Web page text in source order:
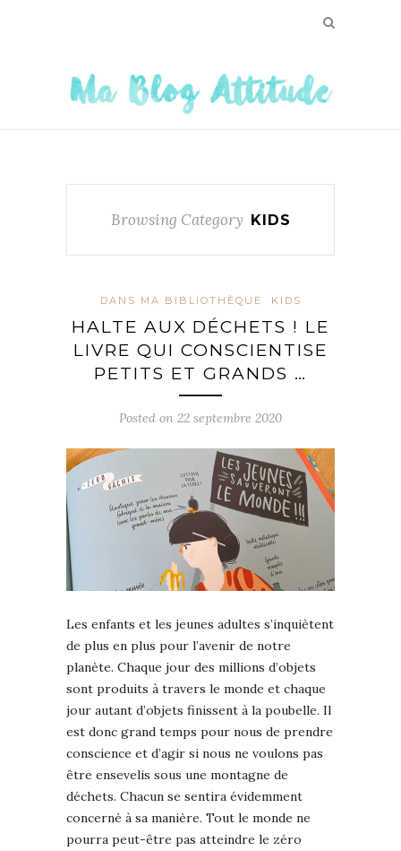
Browsing Category KIDS
DANS MA BIBLIOTHÈQUE KIDS
HALTE AUX DÉCHETS ! LE
LIVRE QUI CONSCIENTISE
PETITS ET GRANDS …
Posted on 22 septembre 2020
Les enfants et les jeunes adultes s’inquiètent
de plus en plus pour l’avenir de notre
planète. Chaque jour des millions d’objets
sont produits à travers le monde et chaque
jour autant d’objets finissent à la poubelle. Il
est donc grand temps pour nous de prendre
conscience et d’agir si nous ne voulons pas
être ensevelis sous une montagne de
déchets. Chacun se sentira évidemment
concerné à sa manière. Tout le monde ne
pourra peut-être pas atteindre le zéro